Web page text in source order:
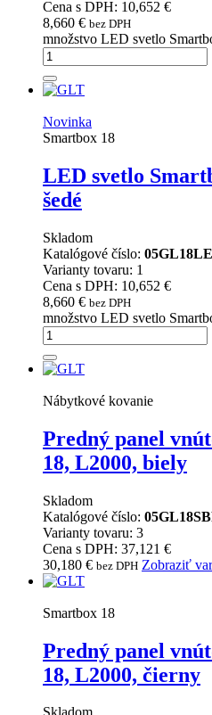
Cena s DPH: 10,652 €
8,660 € bez DPH
množstvo LED svetlo
Novinka
Smartbox 18
LED svetlo
šedé
Skladom
Katalógové číslo:
Varianty tovaru: 1
Cena s DPH: 10,652 €
8,660 € bez DPH
množstvo LED svetlo
Nábytkové kovanie
Predný panel
18, L2000, biely
Skladom
Katalógové číslo:
Varianty tovaru: 3
Cena s DPH: 37,121 €
30,180 € bez DPH Zobraziť
Smartbox 18
Predný panel
18, L2000, čierny